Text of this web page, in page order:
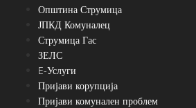
Општина Струмица
ЈПКД Комуналец
Струмица Гас
ЗЕЛС
E-Услуги
Пријави корупција
Пријави комунален проблем